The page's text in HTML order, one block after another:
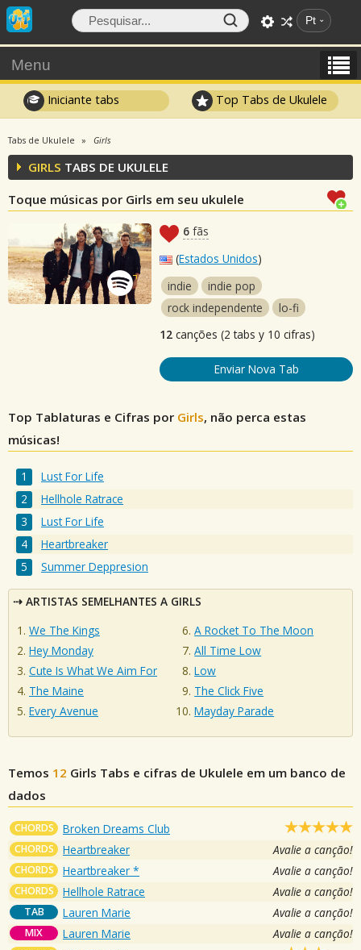
Pt
Menu
Iniciante tabs Top Tabs de Ukulele
Tabs de Ukulele Girls
GIRLS TABS DE UKULELE
Toque músicas por Girls em seu ukulele
6 fãs
(Estados Unidos)
indie
indie pop
rock independente
lo-fi
12 canções (2 tabs y 10 cifras)
Enviar Nova Tab
Top Tablaturas e Cifras por Girls, não perca estas
músicas!
Lust For Life
Hellhole Ratrace
Lust For Life
Heartbreaker
Summer Deppresion
ARTISTAS SEMELHANTES A GIRLS
We The Kings
Hey Monday
Cute Is What We Aim For
The Maine
Every Avenue
A Rocket To The Moon
All Time Low
Low
The Click Five
Mayday Parade
Temos 12 Girls Tabs e cifras de Ukulele em um banco de
dados
CHORDS Broken Dreams Club
CHORDS Heartbreaker Avalie a canção!
CHORDS Heartbreaker * Avalie a canção!
CHORDS Hellhole Ratrace Avalie a canção!
TAB Lauren Marie Avalie a canção!
MIX Lauren Marie Avalie a canção!